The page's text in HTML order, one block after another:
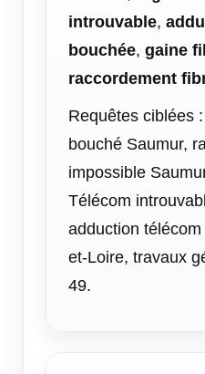
introuvable,
bouchée, gaine
raccordement
Requêtes ciblées
bouché Saumur,
impossible
Télécom
adduction
et-Loire, travaux
49.